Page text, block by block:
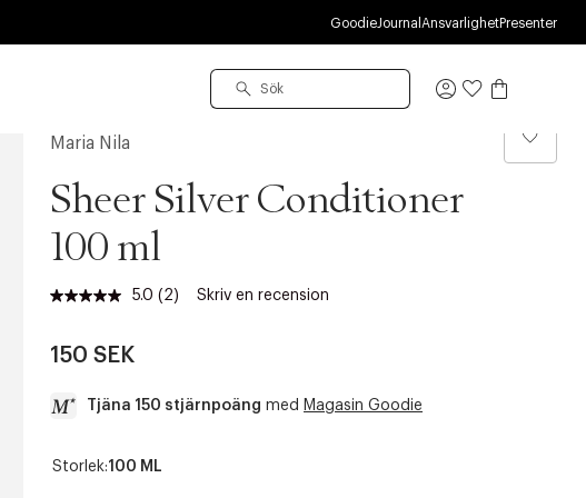
GoodieJournal AnsvarlighetPresenter
Logga
Maria Nila
Sheer Silver Conditioner
100 ml
5.0 Läs
sida.
(2) Skriv en recension
150 SEK
Tjäna 150 stjärnpoäng med Magasin Goodie
a
Storlek:100 ML